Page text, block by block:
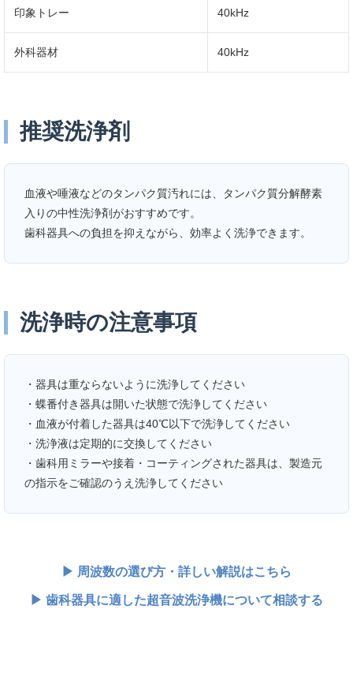
印象トレー 40kHz
外科器材 40kHz
推奨洗浄剤
血液や唾液などのタンパク質汚れには、タンパク質分解酵素
入りの中性洗浄剤がおすすめです。
歯科器具への負担を抑えながら、効率よく洗浄できます。
洗浄時の注意事項
・器具は重ならないように洗浄してください
・蝶番付き器具は開いた状態で洗浄してください
・血液が付着した器具は40℃以下で洗浄してください
・洗浄液は定期的に交換してください
・歯科用ミラーや接着・コーティングされた器具は、製造元
の指示をご確認のうえ洗浄してください
▶ 周波数の選び方・詳しい解説はこちら
▶ 歯科器具に適した超音波洗浄機について相談する